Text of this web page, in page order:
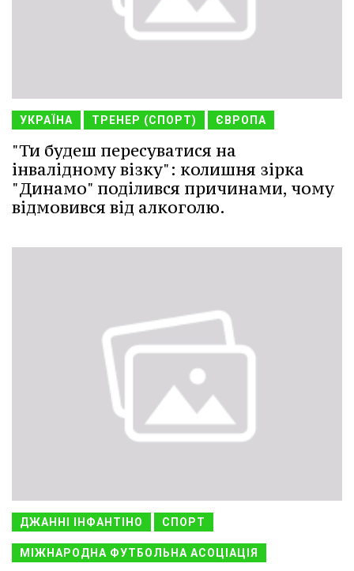
УКРАЇНА ТРЕНЕР (СПОРТ) ЄВРОПА
"Ти будеш пересуватися на
інвалідному візку": колишня зірка
"Динамо" поділився причинами, чому
відмовився від алкоголю.
ДЖАННІ ІНФАНТІНО СПОРТ
МІЖНАРОДНА ФУТБОЛЬНА АСОЦІАЦІЯ